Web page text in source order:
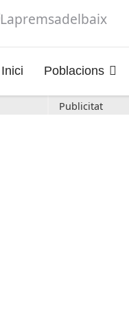
Inici Poblacions
Publicitat